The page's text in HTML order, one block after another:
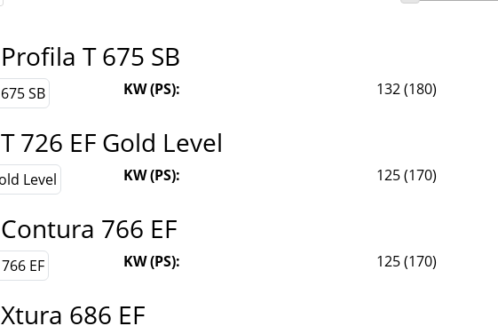
Profila T 675 SB
KW (PS): 132(180)
T 726 EF Gold Level
KW (PS): 125(170)
Contura 766 EF
KW (PS): 125(170)
Xtura 686 EF